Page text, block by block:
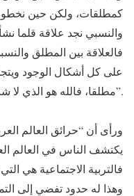
كمطلقات، ولكن حين نخطو
والنسبي نجد علاقة قلما
فالعلاقة بين المطلق
على كل أشكال الوجود
مطلقا، فالله هو الذي لا شريك له”.
ورأى أن “حرائق العالم
يكتشف الناس في العالم
فالتربية الاجتماعية هي
وهذا له حدود تفضي إلى